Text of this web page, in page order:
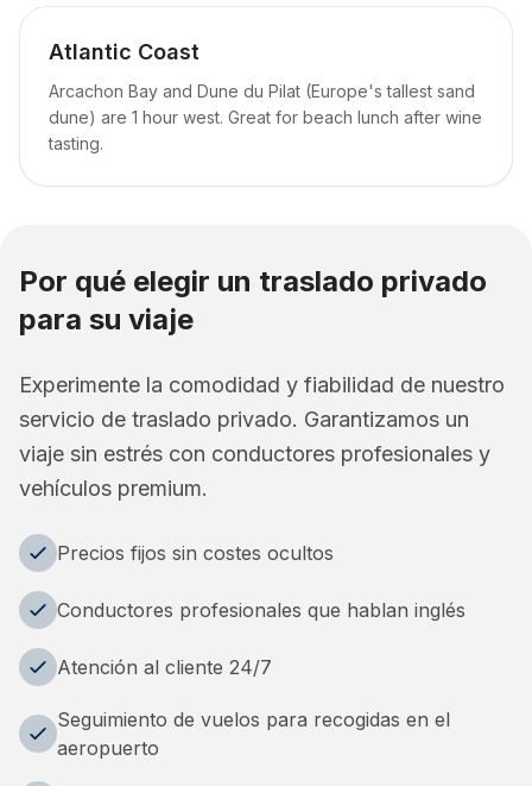
Atlantic Coast
Arcachon Bay and Dune du Pilat (Europe's tallest sand
dune) are 1 hour west. Great for beach lunch after wine
tasting.
Por qué elegir un traslado privado
para su viaje
Experimente la comodidad y fiabilidad de nuestro
servicio de traslado privado. Garantizamos un
viaje sin estrés con conductores profesionales y
vehículos premium.
Precios fijos sin costes ocultos
Conductores profesionales que hablan inglés
Atención al cliente 24/7
Seguimiento de vuelos para recogidas en el
aeropuerto